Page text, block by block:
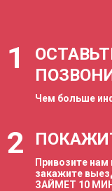
1
Чем больше
2
Привозите нам
закажите
ЗАЙМЕТ 10